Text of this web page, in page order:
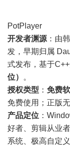
PotPlayer
开发者渊源 ：由
发，早期归属
式发布，基于
位）
。
授权类型 ： 免费
免费使用；正版
产品定位 ：
好者、剪辑从业
系统、极高自定义